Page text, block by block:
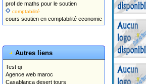
prof de maths pour le soutien
comptabilité
cours soutien en comptabilité economie
Autres liens
Test qi
Agence web maroc
Casablanca desert tours